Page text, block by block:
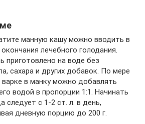
манную кашу можно вводить в
лечебного голодания.
на воде без
сахара и других добавок. По мере
в манку можно добавлять
водой в пропорции 1:1. Начинать
следует с 1-2 ст. л. в день,
дневную порцию до 200 г.